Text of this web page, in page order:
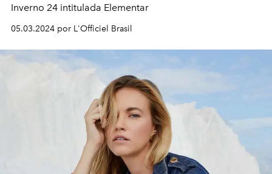
Inverno 24 intitulada Elementar
05.03.2024 por L'Officiel Brasil